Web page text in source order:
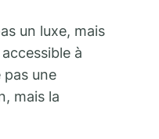
un luxe, mais
à
pas une
mais la